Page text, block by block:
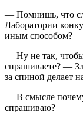
— Помнишь, что
Лаборатории
иным способом? —
— Ну не так,
спрашиваете? —
за спиной делает
— В смысле
спрашиваю?